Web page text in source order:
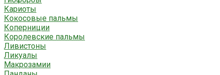
Кариоты
Кокосовые пальмы
Коперниции
Королевские пальмы
Ливистоны
Ликуалы
Макрозамии